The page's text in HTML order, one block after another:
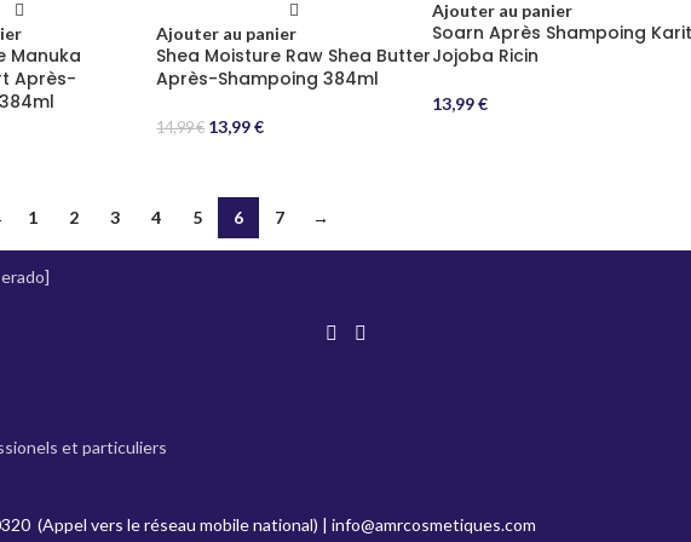
Manuka
Après-
Ajouter au panier
Shea Moisture Raw Shea Butter
Après-Shampoing 384ml
14,99€ 13,99€
Ajouter au panier
Soarn Après Shampoing
Jojoba Ricin
13,99€
1 2 3 4 5 6 7 →
et particuliers
(Appel vers le réseau mobile national) | info@amrcosmetiques.com